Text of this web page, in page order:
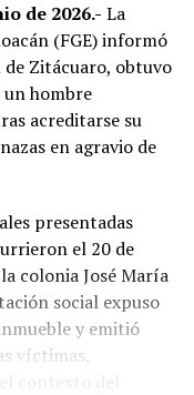
de 2026.- La
(FGE) informó
de Zitácuaro, obtuvo
hombre
acreditarse su
en agravio de
presentadas
el 20 de
colonia José María
social expuso
y emitió
víctimas,